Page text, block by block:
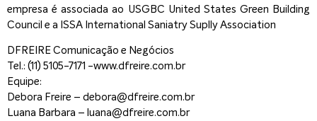
empresa é associada ao USGBC United States Green Building
Council e a ISSA International Saniatry Suplly Association
DFREIRE Comunicação e Negócios
Tel.: (11) 5105-7171 -www.dfreire.com.br
Equipe:
Debora Freire – debora@dfreire.com.br
Luana Barbara – luana@dfreire.com.br